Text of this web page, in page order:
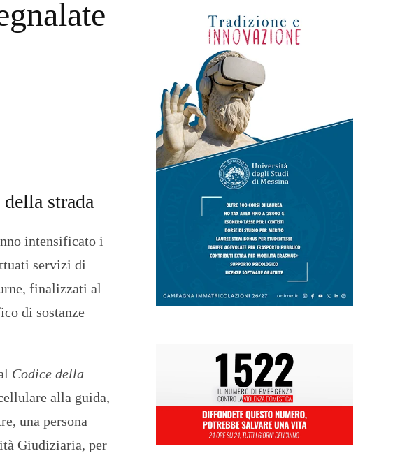
a
z
strada
intensificato i
servizi di
finalizzati al
di sostanze
Codice della
alla guida,
una persona
Giudiziaria, per